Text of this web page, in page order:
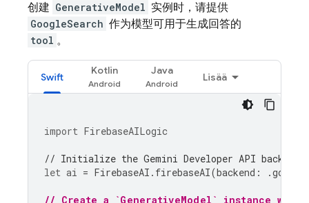
创建 GenerativeModel 实例时，请提供
GoogleSearch 作为模型可用于生成回答的
tool 。
Swift
Kotlin Java
Lisää
import FirebaseAILogic
// Initialize the Gemini Developer API backend
let ai = FirebaseAI . firebaseAI(backend : .
// Create a `GenerativeModel` instance with